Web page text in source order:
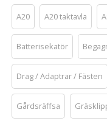
A20 A20 taktavla
Batterisekatör
Drag / Adaptrar / Fästen
Gårdsräffsa